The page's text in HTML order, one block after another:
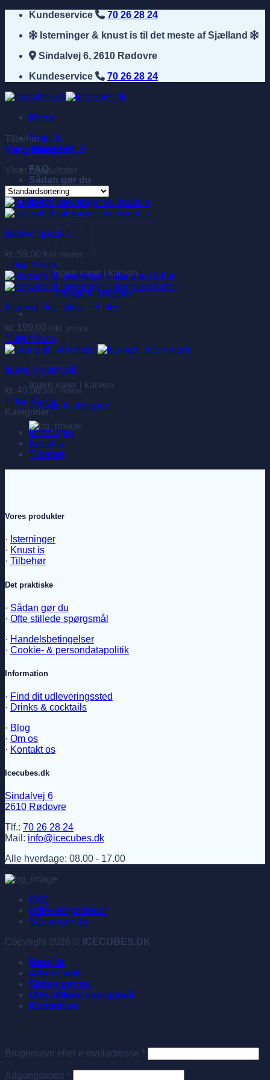
Fortsæt
indhold
Kundeservice
70 26 28 24
Isterninger & knust is til det meste af Sjælland
Sindalvej 6, 2610 Rødovre
Kundeservice
70 26 28 24
Menu
Bestil is
Afhent selv is
FAQ
Sådan gør du
Kurv
Ingen varer i kurven.
Tilbage til shoppen
Kurv
Ingen varer i kurven.
Tilbage til shoppen
Tilbehør
Vælg kategori
Viser 3 resultater
Isskovl i plastik
kr. 59,00 Inkl. moms
Tilføj til kurv
Isspand i klar plast – 8 liter
kr. 199,00 Inkl. moms
Tilføj til kurv
Istang i rustfri stål
kr. 49,00 Inkl. moms
Tilføj til kurv
Kategorier
Isterninger
Knust is
Tilbehør
Vores produkter
· Isterninger
· Knust is
· Tilbehør
Det praktiske
· Sådan gør du
· Ofte stillede spørgsmål
· Handelsbetingelser
· Cookie- & persondatapolitik
Information
· Find dit udleveringssted
· Drinks & cocktails
· Blog
· Om os
· Kontakt os
Icecubes.dk
Sindalvej 6
2610 Rødovre
Tlf.: 70 26 28 24
Mail: info@icecubes.dk
Alle hverdage: 08.00 - 17.00
FAQ
Udleveringssteder
Sådan gør du
Copyright 2026 © ICECUBES.DK
Bestil is
Afhent selv
Sådan gør du
Ofte stillede spørgsmål
Kontakt os
Brugernavn eller e-mailadresse *
Adgangskode *